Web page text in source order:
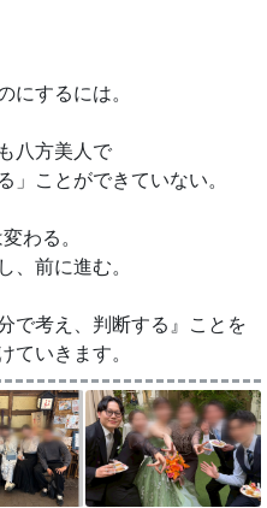
にするには。
八方美人で
」ことができていない。
わる。
、前に進む。
で考え、判断する』ことを
ていきます。